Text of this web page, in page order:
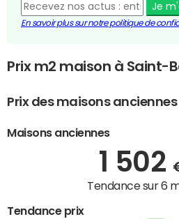
Je
En savoir plus sur notre politique de
Prix m2 maison à Saint-
Prix des maisons anciennes
Maisons anciennes
1 502
Tendance sur 6
Tendance prix